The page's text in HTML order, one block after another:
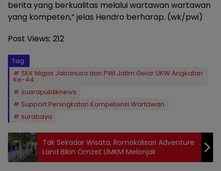
berita yang berkualitas melalui wartawan wartawan
yang kompeten,” jelas Hendro berharap. (wk/pwi)
Post Views: 212
Tag:
SKK Migas Jabanusa dan PWI Jatim Gelar UKW Angkatan
Ke-44
suarapubliknews
Support Peningkatan Kompetensi Wartawan
surabaya
Tak Sekadar Wisata, Romokalisari Adventure
Land Bikin Omzet UMKM Melonjak